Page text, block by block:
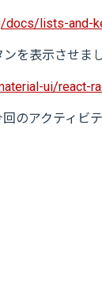
docs/lists-and-
を表示させまし
ui/react-
のアクティビテ